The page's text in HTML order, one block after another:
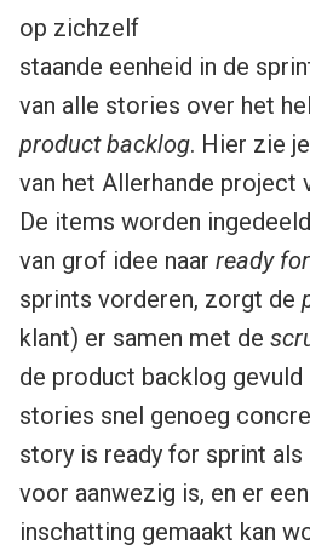
op zichzelf
staande eenheid in de
van alle stories over het
product backlog. Hier zie
van het Allerhande project
De items worden
van grof idee naar ready
sprints vorderen, zorgt de
klant) er samen met de
de product backlog gevuld
stories snel genoeg
story is ready for sprint als
voor aanwezig is, en er
inschatting gemaakt kan